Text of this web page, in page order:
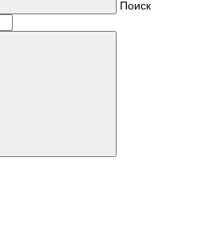
Поиск